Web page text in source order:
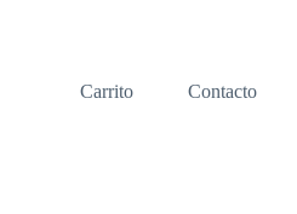
Carrito Contacto